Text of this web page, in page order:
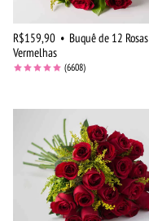
R$159,90 • Buquê de 12 Rosas
Vermelhas
(6608)